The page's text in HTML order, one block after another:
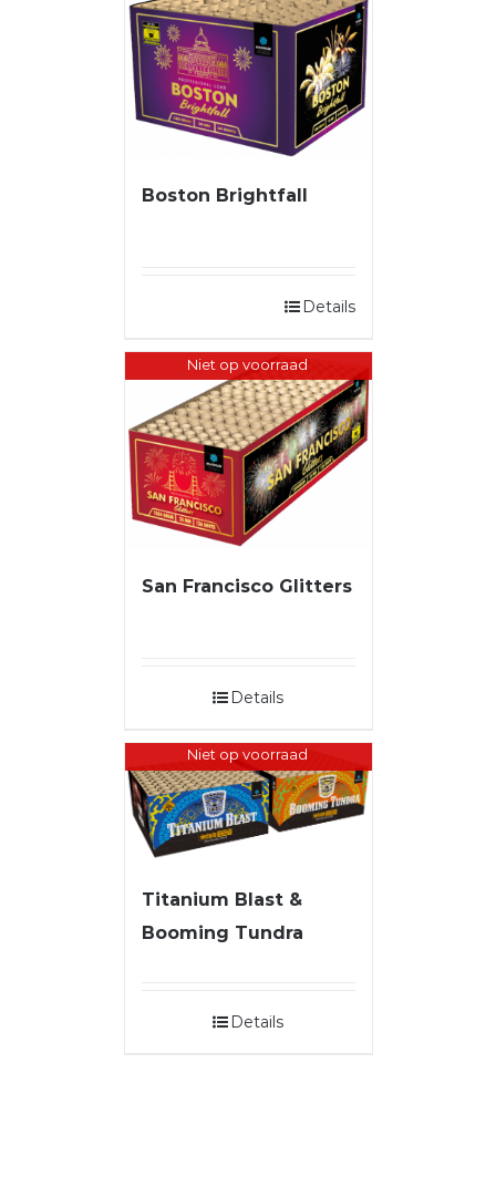
Boston Brightfall
Details
Niet op voorraad
San Francisco Glitters
Details
Niet op voorraad
Titanium Blast &
Booming Tundra
Details